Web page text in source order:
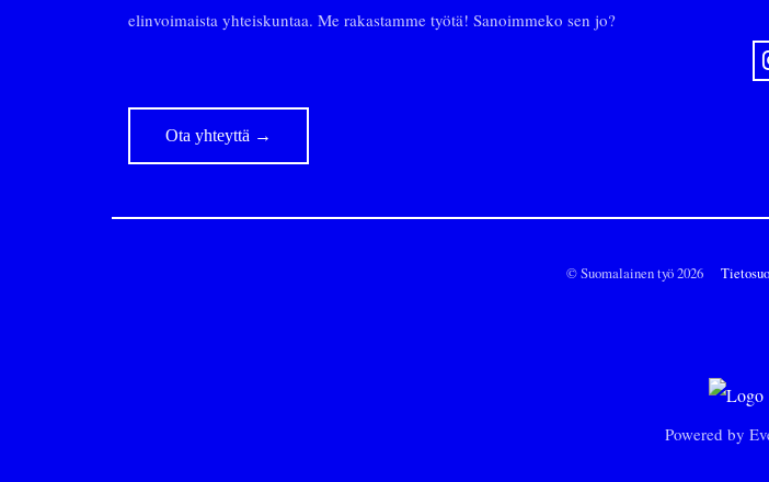
elinvoimaista yhteiskuntaa. Me rakastamme työtä! Sanoimmeko sen jo?
Ota yhteyttä →
© Suomalainen työ 2026
Powered by